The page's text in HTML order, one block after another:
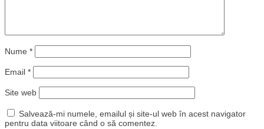
Nume *
Email *
Site web
Salvează-mi numele, emailul și site-ul web în acest navigator
pentru data viitoare când o să comentez.